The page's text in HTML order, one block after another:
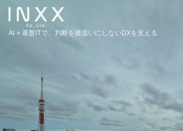
AI × 基盤ITで、判断を後追いにしないDXを支える
ビジョン
サービス